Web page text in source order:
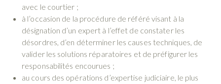
avec le courtier ;
à l’occasion de la procédure de référé visant à la
désignation d’un expert à l’effet de constater les
désordres, d’en déterminer les causes techniques, de
valider les solutions réparatoires et de préfigurer les
responsabilités encourues ;
au cours des opérations d’expertise judiciaire, le plus